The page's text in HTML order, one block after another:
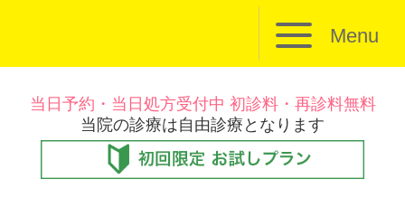
Menu
当日予約・当日処方受付中 初診料・再診料無料
当院の診療は自由診療となります